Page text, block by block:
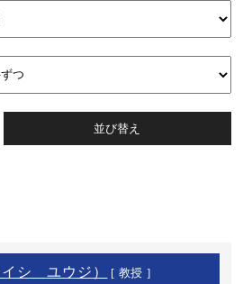
シ ユウジ） [ 教授 ]